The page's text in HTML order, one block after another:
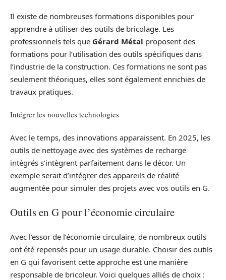
Il existe de nombreuses formations disponibles pour
apprendre à utiliser des outils de bricolage. Les
professionnels tels que Gérard Métal proposent des
formations pour l’utilisation des outils spécifiques dans
l’industrie de la construction. Ces formations ne sont pas
seulement théoriques, elles sont également enrichies de
travaux pratiques.
Intégrer les nouvelles technologies
Avec le temps, des innovations apparaissent. En 2025, les
outils de nettoyage avec des systèmes de recharge
intégrés s’intègrent parfaitement dans le décor. Un
exemple serait d’intégrer des appareils de réalité
augmentée pour simuler des projets avec vos outils en G.
Outils en G pour l’économie circulaire
Avec l’essor de l’économie circulaire, de nombreux outils
ont été repensés pour un usage durable. Choisir des outils
en G qui favorisent cette approche est une manière
responsable de bricoleur. Voici quelques alliés de choix :